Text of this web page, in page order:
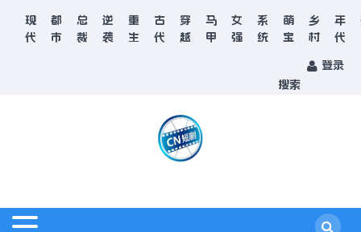
现
代
都
市
总
裁
逆
袭
重
生
古
代
穿
越
马
甲
女
强
系
统
萌
宝
乡
村
年
代
搜索
登录